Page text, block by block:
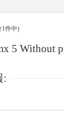
1件中)
5 Without
: